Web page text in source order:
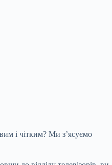
і чітким? Ми з’ясуємо